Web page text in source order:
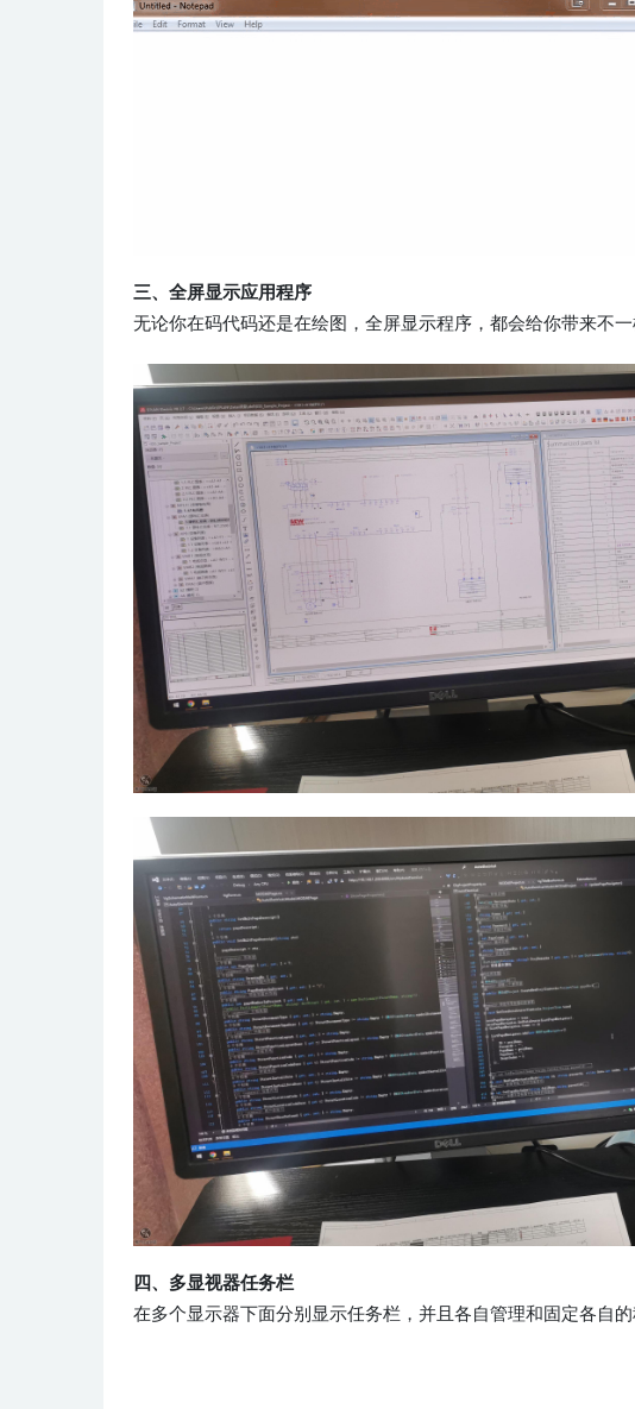
三、全屏显示应用程序
无论你在码代码还是在绘图，全屏显示程序，都会给你带来不
四、多显视器任务栏
在多个显示器下面分别显示任务栏，并且各自管理和固定各自的